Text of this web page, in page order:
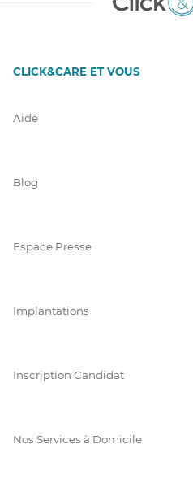
CLICK&CARE ET VOUS
Aide
Blog
Espace Presse
Implantations
Inscription Candidat
Nos Services à Domicile